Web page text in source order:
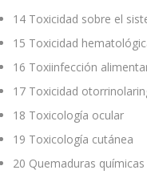
14 Toxicidad sobre el
15 Toxicidad
16 Toxiinfección
17 Toxicidad
18 Toxicología ocular
19 Toxicología cutánea
20 Quemaduras